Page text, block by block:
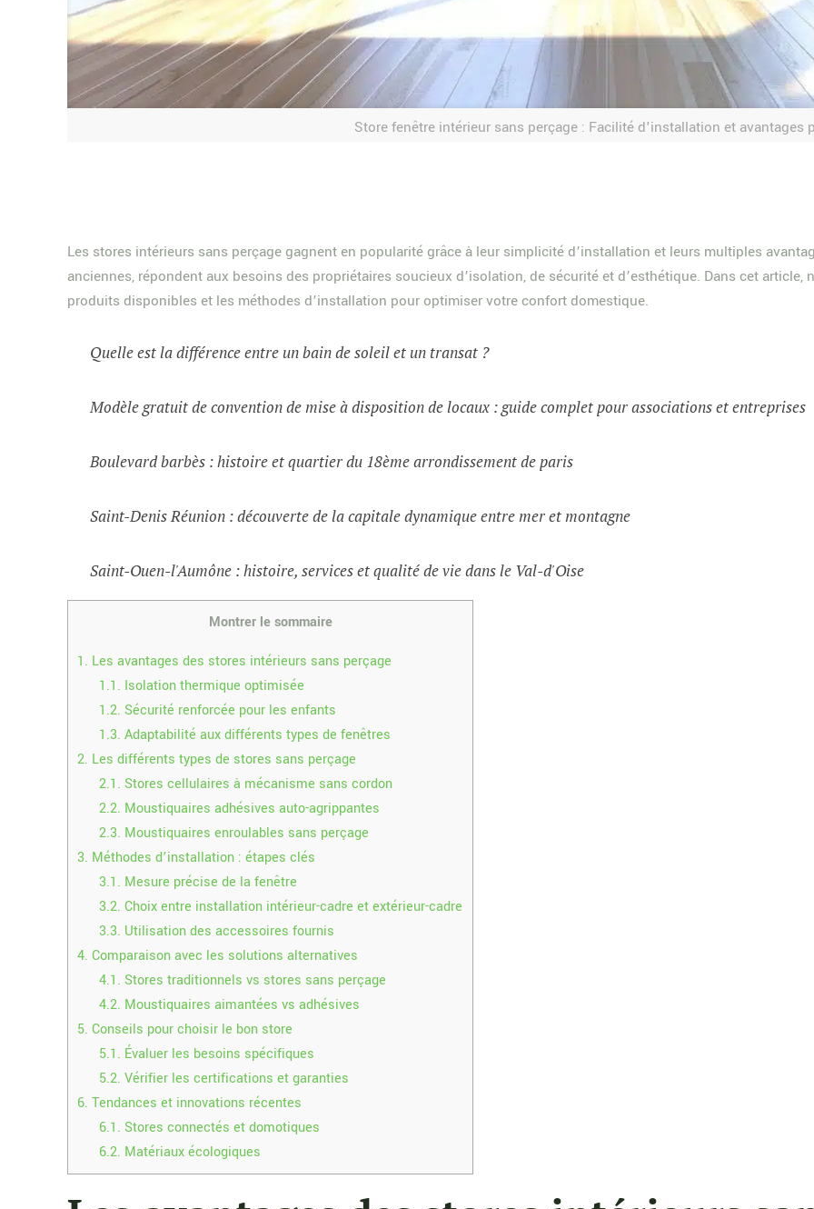
Store fenêtre intérieur sans perçage : Facilité d'installation et avantages
Les stores intérieurs sans perçage gagnent en popularité grâce à leur simplicité d’installation et leurs multiples
anciennes, répondent aux besoins des propriétaires soucieux d’isolation, de sécurité et d’esthétique. Dans cet
produits disponibles et les méthodes d’installation pour optimiser votre confort domestique.
Quelle est la différence entre un bain de soleil et un transat ?
Modèle gratuit de convention de mise à disposition de locaux : guide complet pour associations et entreprises
Boulevard barbès : histoire et quartier du 18ème arrondissement de paris
Saint-Denis Réunion : découverte de la capitale dynamique entre mer et montagne
Saint-Ouen-l'Aumône : histoire, services et qualité de vie dans le Val-d'Oise
Montrer le sommaire
1. Les avantages des stores intérieurs sans perçage
1.1. Isolation thermique optimisée
1.2. Sécurité renforcée pour les enfants
1.3. Adaptabilité aux différents types de fenêtres
2. Les différents types de stores sans perçage
2.1. Stores cellulaires à mécanisme sans cordon
2.2. Moustiquaires adhésives auto-agrippantes
2.3. Moustiquaires enroulables sans perçage
3. Méthodes d’installation : étapes clés
3.1. Mesure précise de la fenêtre
3.2. Choix entre installation intérieur-cadre et extérieur-cadre
3.3. Utilisation des accessoires fournis
4. Comparaison avec les solutions alternatives
4.1. Stores traditionnels vs stores sans perçage
4.2. Moustiquaires aimantées vs adhésives
5. Conseils pour choisir le bon store
5.1. Évaluer les besoins spécifiques
5.2. Vérifier les certifications et garanties
6. Tendances et innovations récentes
6.1. Stores connectés et domotiques
6.2. Matériaux écologiques